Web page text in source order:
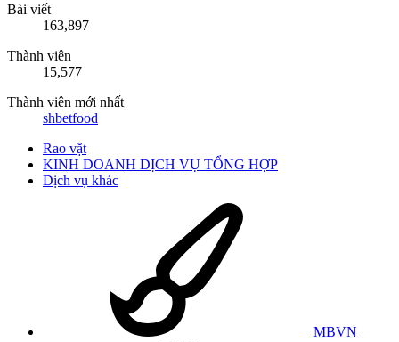
Bài viết
163,897
Thành viên
15,577
Thành viên mới nhất
shbetfood
Rao vặt
KINH DOANH DỊCH VỤ TỔNG HỢP
Dịch vụ khác
MBVN